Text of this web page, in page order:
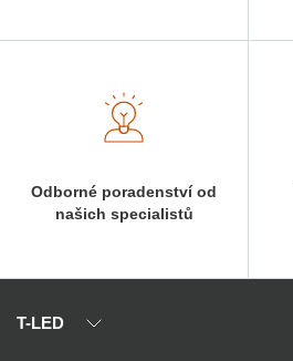
Odborné poradenství od
našich specialistů
T-LED